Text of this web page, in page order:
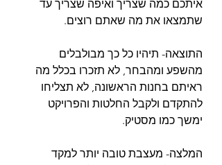
איתכם כמה שצריך ואיפה שצריך עד
שתמצאו את מה שאתם רוצים.
התוצאה- תיהיו כל כך מבולבלים
מהשפע ומהבחר, לא תזכרו בכלל מה
ראיתם בחנות הראשונה, לא תצליחו
להתקדם ולקבל החלטות והפרויקט
ימשך כמו מסטיק.
המלצה- מעצבת טובה יותר למקד